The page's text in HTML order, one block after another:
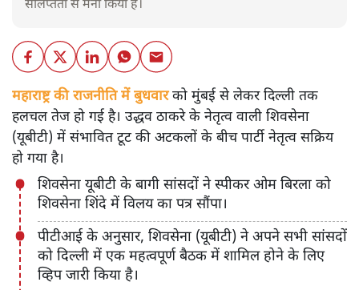
संलिप्तता से मना किया है।
महाराष्ट्र की राजनीति में बुधवारको मुंबई से लेकर दिल्ली तक
हलचल तेज हो गई है। उद्धव ठाकरे के नेतृत्व वाली शिवसेना
(यूबीटी) में संभावित टूट की अटकलों के बीच पार्टी नेतृत्व सक्रिय
हो गया है।
शिवसेना यूबीटी के बागी सांसदों ने स्पीकर ओम बिरला को
शिवसेना शिंदे में विलय का पत्र सौंपा।
पीटीआई के अनुसार, शिवसेना (यूबीटी) ने अपने सभी सांसदों
को दिल्ली में एक महत्वपूर्ण बैठक में शामिल होने के लिए
व्हिप जारी किया है।